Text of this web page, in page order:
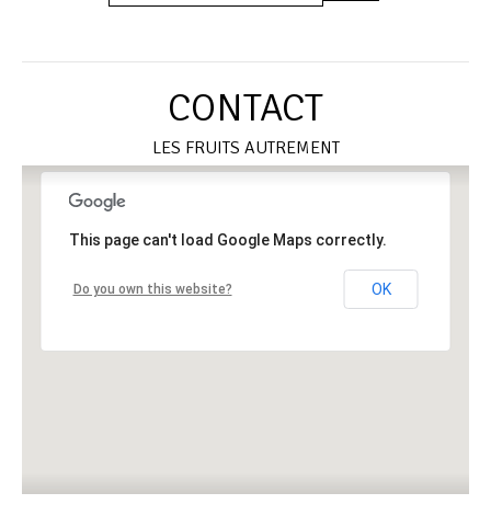
CONTACT
LES FRUITS AUTREMENT
This page can't load Google Maps correctly.
Do you own this website? OK